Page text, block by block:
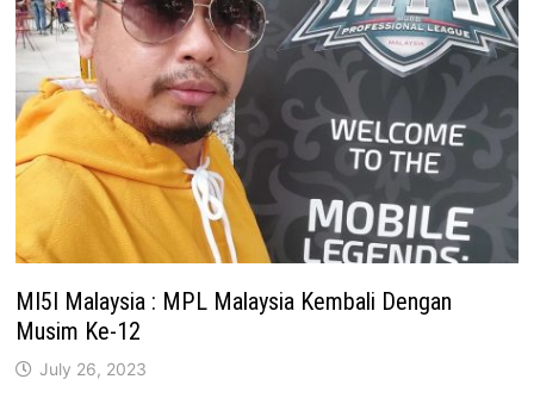
MI5I Malaysia : MPL Malaysia Kembali Dengan
Musim Ke-12
July 26, 2023